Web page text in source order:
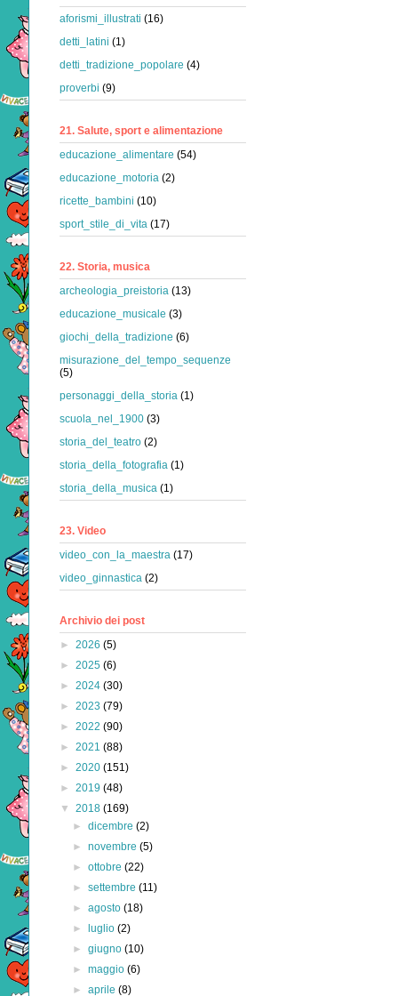
aforismi_illustrati (16)
detti_latini (1)
detti_tradizione_popolare (4)
proverbi (9)
21. Salute, sport e alimentazione
educazione_alimentare (54)
educazione_motoria (2)
ricette_bambini (10)
sport_stile_di_vita (17)
22. Storia, musica
archeologia_preistoria (13)
educazione_musicale (3)
giochi_della_tradizione (6)
misurazione_del_tempo_sequenze
(5)
personaggi_della_storia (1)
scuola_nel_1900 (3)
storia_del_teatro (2)
storia_della_fotografia (1)
storia_della_musica (1)
23. Video
video_con_la_maestra (17)
video_ginnastica (2)
Archivio dei post
► 2026 (5)
► 2025 (6)
► 2024 (30)
► 2023 (79)
► 2022 (90)
► 2021 (88)
► 2020 (151)
► 2019 (48)
▼ 2018 (169)
►dicembre(2)
►novembre(5)
►ottobre(22)
►settembre(11)
►agosto(18)
►
luglio(2)
►giugno(10)
►maggio(6)
►aprile(8)